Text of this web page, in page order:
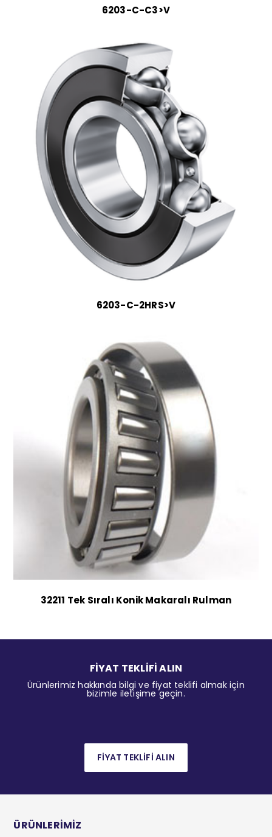
6203-C-C3>V
6203-C-2HRS>V
32211 Tek Sıralı Konik Makaralı Rulman
FİYAT TEKLİFİ ALIN
Ürünlerimiz hakkında bilgi ve fiyat teklifi almak için
bizimle iletişime geçin.
FİYAT TEKLİFİ ALIN
ÜRÜNLERİMİZ